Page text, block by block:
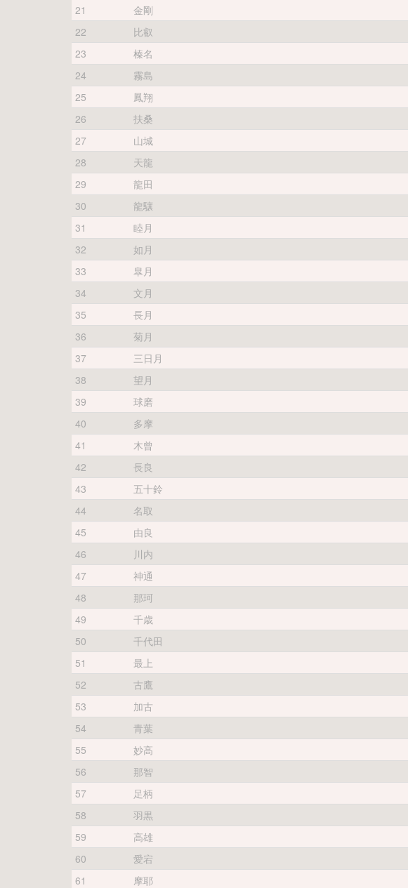
21
金剛
22
比叡
23
榛名
24
霧島
25
鳳翔
26
扶桑
27
山城
28
天龍
29
龍田
30
龍驤
31
睦月
32
如月
33
皐月
34
文月
35
長月
36
菊月
37
三日月
38
望月
39
球磨
40
多摩
41
木曾
42
長良
43
五十鈴
44
名取
45
由良
46
川内
47
神通
48
那珂
49
千歳
50
千代田
51
最上
52
古鷹
53
加古
54
青葉
55
妙高
56
那智
57
足柄
58
羽黒
59
高雄
60
愛宕
61
摩耶